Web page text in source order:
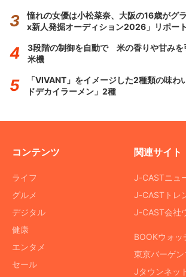
憧れの女優は小松菜奈、大阪の16歳が
x新人発掘オーディション2026」リポート
3段階の制御を自動で 米の香りや甘みを
米機
「VIVANT」をイメージした2種類の味
ドデカイラーメン」2種
コンテンツ
ライフ
グルメ
デジタル
健康
エンタメ
セール
関連サイト
J-CASTニュ
J-CASTトレ
J-CAST会社
BOOKウォッ
東京バーゲン
Jタウンネッ